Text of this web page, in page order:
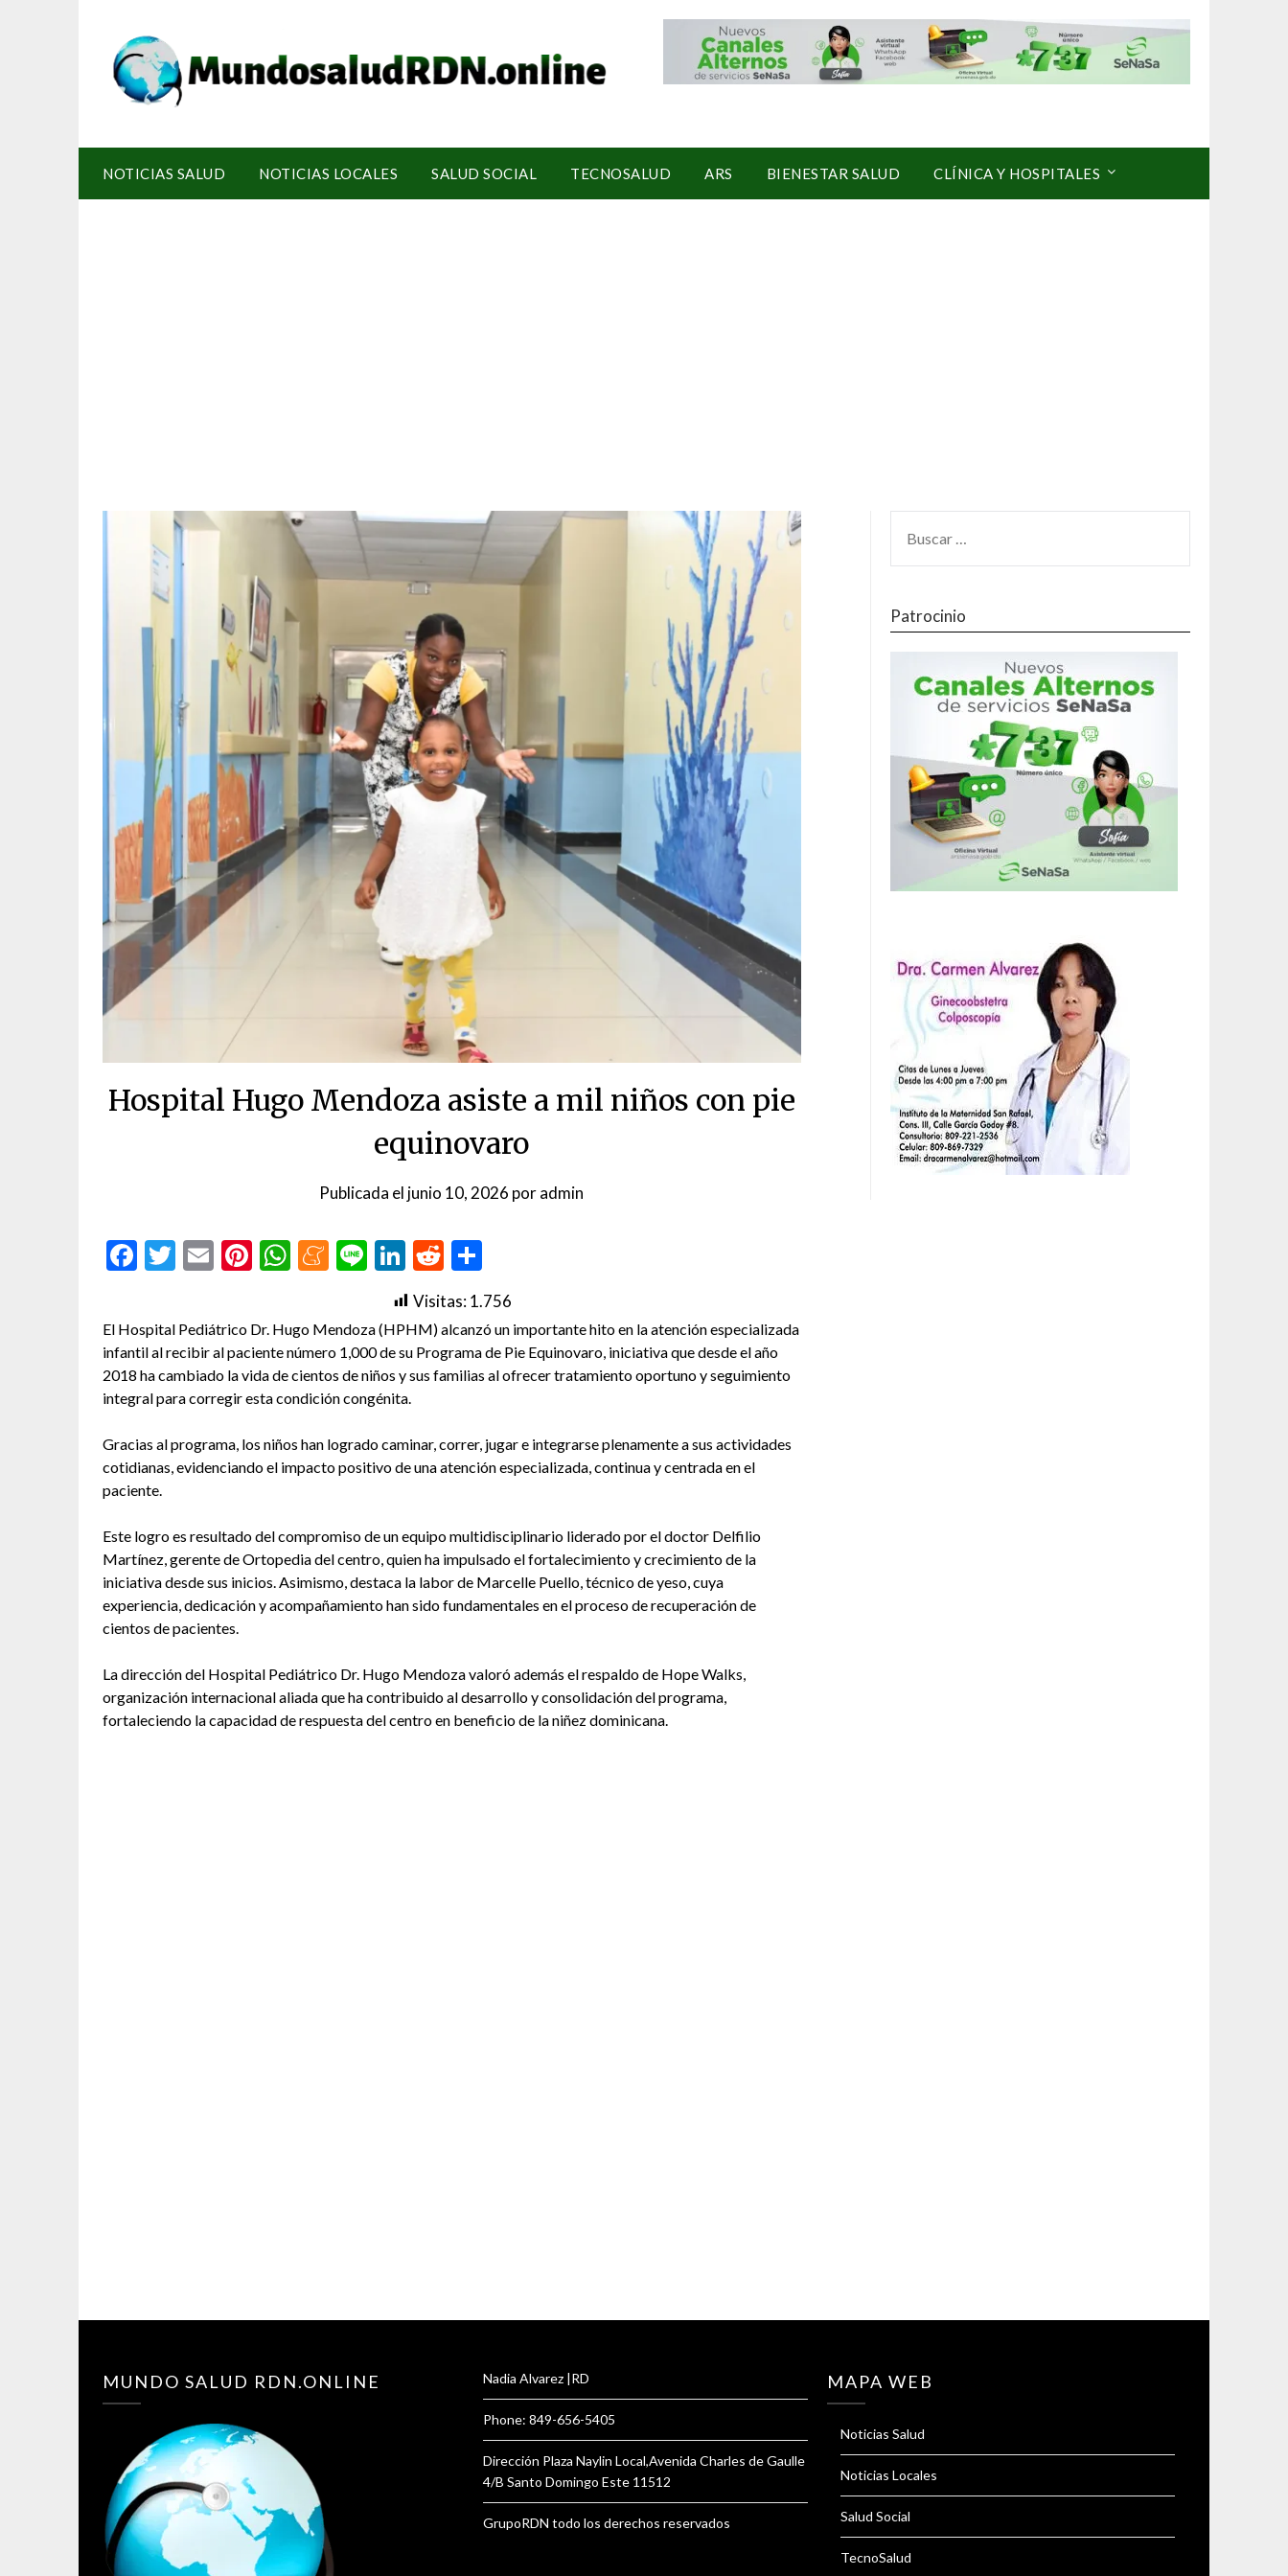
NOTICIAS SALUD NOTICIAS LOCALES SALUD SOCIAL TECNOSALUD ARS BIENESTAR SALUD CLÍNICA Y HOSPITALES
Hospital Hugo Mendoza asiste a mil niños con pie
equinovaro
Publicada el junio 10, 2026 poradmin
Facebook
Twitter
EmailPinterest
WhatsApp
Meneame
LineLinkedIn
Reddit
Visitas:1.756
El Hospital Pediátrico Dr. Hugo Mendoza (HPHM) alcanzó un importante hito en la atención especializada
infantil al recibir al paciente número 1,000 de su Programa de Pie Equinovaro, iniciativa que desde el año
2018 ha cambiado la vida de cientos de niños y sus familias al ofrecer tratamiento oportuno y seguimiento
integral para corregir esta condición congénita.
Gracias al programa, los niños han logrado caminar, correr, jugar e integrarse plenamente a sus actividades
cotidianas, evidenciando el impacto positivo de una atención especializada, continua y centrada en el
paciente.
Este logro es resultado del compromiso de un equipo multidisciplinario liderado por el doctor Delfilio
Martínez, gerente de Ortopedia del centro, quien ha impulsado el fortalecimiento y crecimiento de la
iniciativa desde sus inicios. Asimismo, destaca la labor de Marcelle Puello, técnico de yeso, cuya
experiencia, dedicación y acompañamiento han sido fundamentales en el proceso de recuperación de
cientos de pacientes.
La dirección del Hospital Pediátrico Dr. Hugo Mendoza valoró además el respaldo de Hope Walks,
organización internacional aliada que ha contribuido al desarrollo y consolidación del programa,
fortaleciendo la capacidad de respuesta del centro en beneficio de la niñez dominicana.
Patrocinio
MUNDO SALUD RDN.ONLINE Nadia Alvarez |RD
Phone: 849-656-5405
Dirección Plaza Naylin Local,Avenida Charles de Gaulle
4/B Santo Domingo Este 11512
GrupoRDN todo los derechos reservados
MAPA WEB
Noticias Salud
Noticias Locales
Salud Social
TecnoSalud